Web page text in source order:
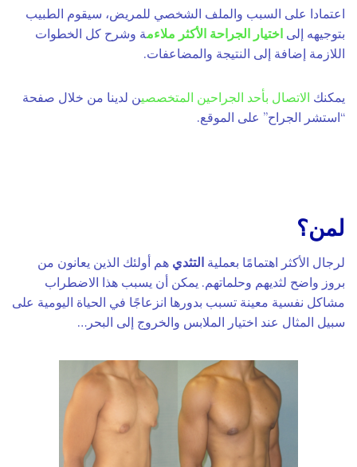
اعتمادا على السبب والملف الشخصي للمريض، سيقوم الطبيب
بتوجيهه إلى اختيار الجراحة الأكثر ملاءمة وشرح كل الخطوات
اللازمة إضافة إلى النتيجة والمضاعفات.
يمكنك الاتصال بأحد الجراحين المتخصصين لدينا من خلال صفحة
“استشر الجراح” على الموقع.
لمن؟
لرجال الأكثر اهتمامًا بعملية التثدي هم أولئك الذين يعانون من
بروز واضح لثديهم وحلماتهم. يمكن أن يسبب هذا الاضطراب
مشاكل نفسية معينة تسبب بدورها انزعاجًا في الحياة اليومية على
سبيل المثال عند اختيار الملابس والخروج إلى البحر…